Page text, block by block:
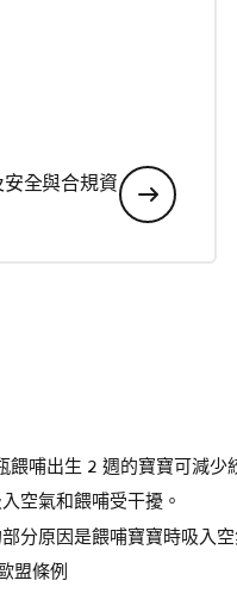
全與合規資
哺出生 2 週的寶寶可減少
空氣和餵哺受干擾。
分原因是餵哺寶寶時吸入
盟條例